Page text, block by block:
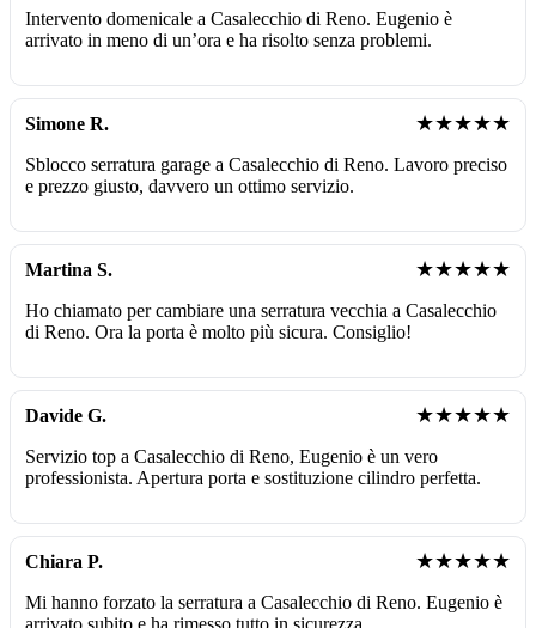
Intervento domenicale a Casalecchio di Reno. Eugenio è
arrivato in meno di un’ora e ha risolto senza problemi.
Simone R. ★★★★★
Sblocco serratura garage a Casalecchio di Reno. Lavoro preciso
e prezzo giusto, davvero un ottimo servizio.
Martina S. ★★★★★
Ho chiamato per cambiare una serratura vecchia a Casalecchio
di Reno. Ora la porta è molto più sicura. Consiglio!
Davide G. ★★★★★
Servizio top a Casalecchio di Reno, Eugenio è un vero
professionista. Apertura porta e sostituzione cilindro perfetta.
Chiara P. ★★★★★
Mi hanno forzato la serratura a Casalecchio di Reno. Eugenio è
arrivato subito e ha rimesso tutto in sicurezza.